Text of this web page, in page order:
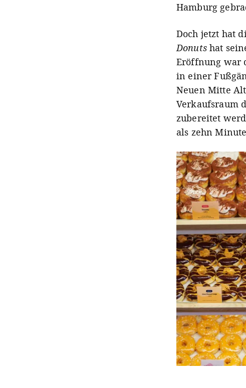
Hamburg
Doch jetzt hat
Donutshat
Eröffnung war
in einer
NeuenMitte
Verkaufsraum
zubereitet
als zehn